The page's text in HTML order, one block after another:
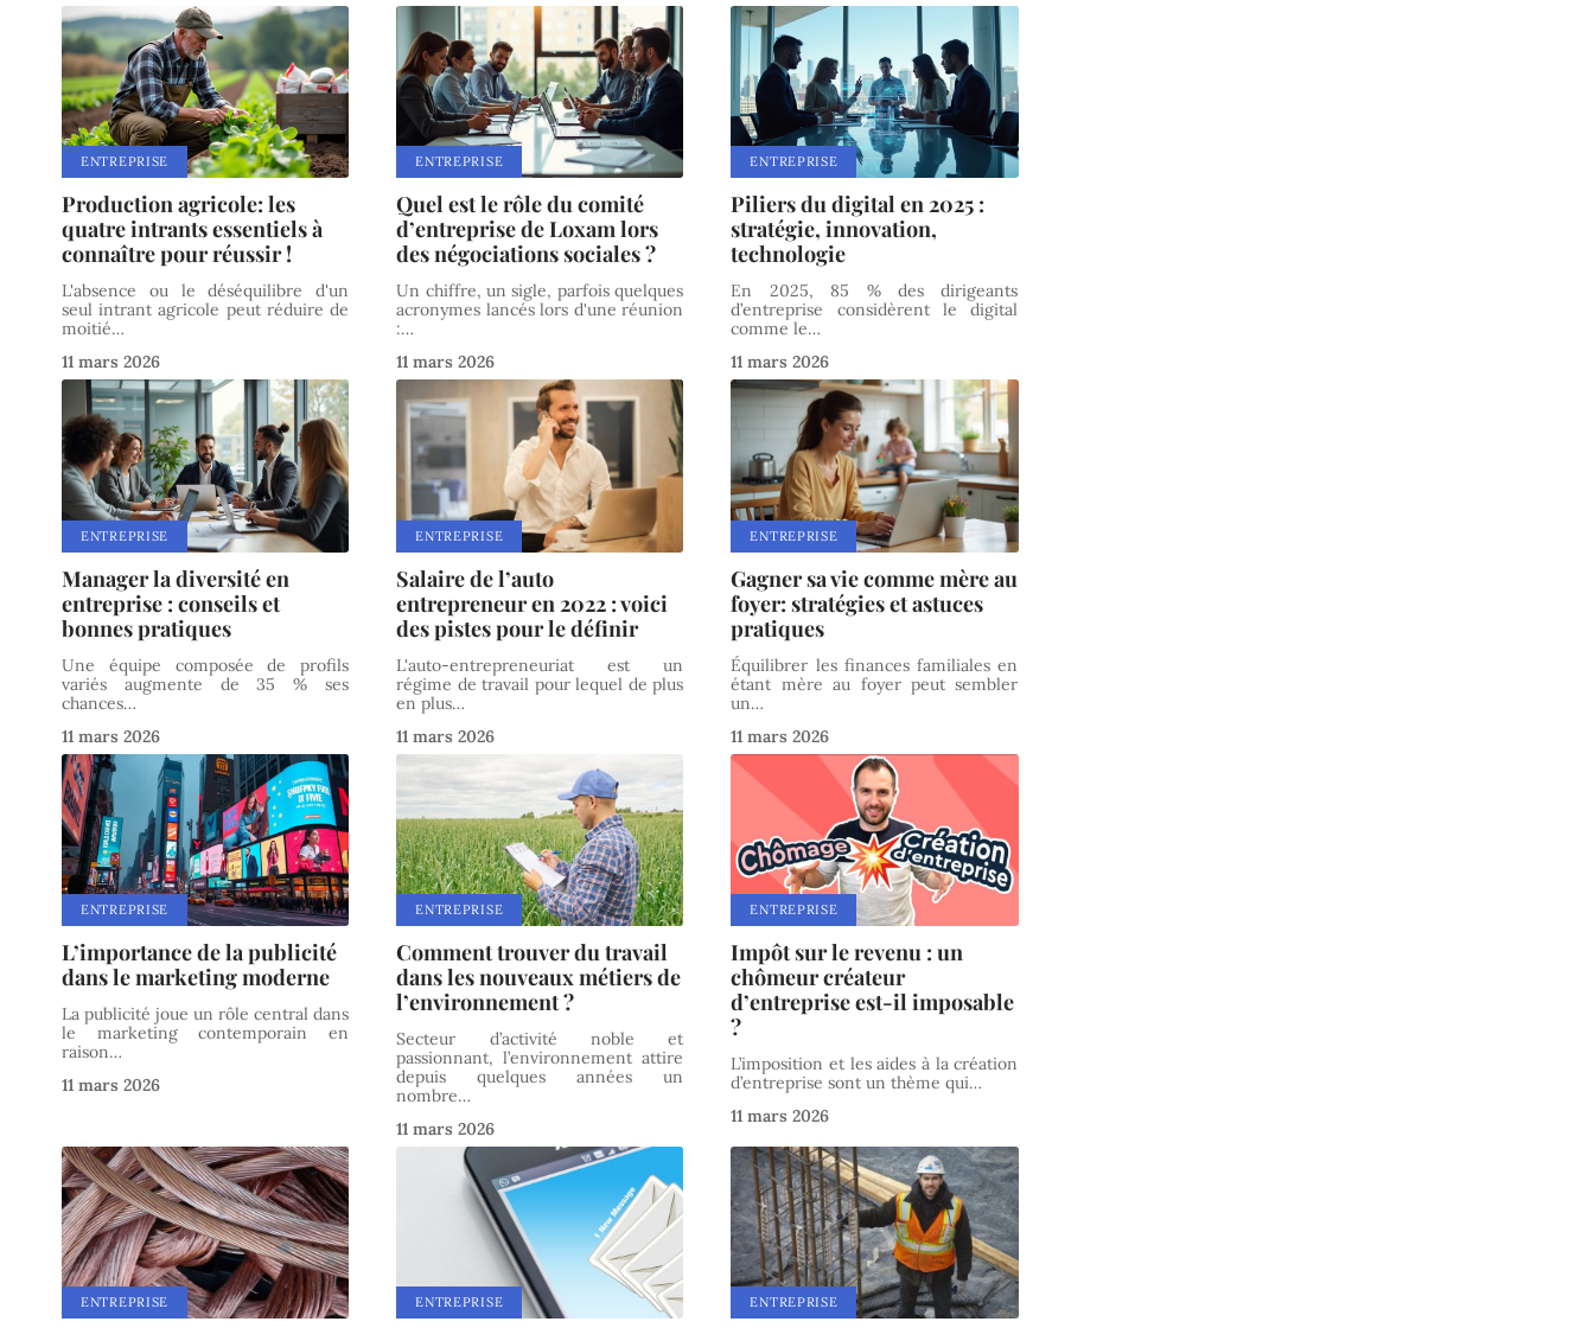
ENTREPRISE
Production agricole: les
quatre intrants essentiels à
connaître pour réussir !
L'absence ou le déséquilibre d'un
seul intrant agricole peut réduire de
moitié…
11 mars 2026
ENTREPRISE
Quel est le rôle du comité
d’entreprise de Loxam lors
des négociations sociales ?
Un chiffre, un sigle, parfois quelques
acronymes lancés lors d'une réunion
:…
11 mars 2026
ENTREPRISE
Piliers du digital en 2025 :
stratégie, innovation,
technologie
En 2025, 85 % des dirigeants
d’entreprise considèrent le digital
comme le…
11 mars 2026
ENTREPRISE
Manager la diversité en
entreprise : conseils et
bonnes pratiques
Une équipe composée de profils
variés augmente de 35 % ses
chances…
11 mars 2026
ENTREPRISE
Salaire de l’auto
entrepreneur en 2022 : voici
des pistes pour le définir
L'auto-entrepreneuriat est un
régime de travail pour lequel de plus
en plus…
11 mars 2026
ENTREPRISE
Gagner sa vie comme mère au
foyer: stratégies et astuces
pratiques
Équilibrer les finances familiales en
étant mère au foyer peut sembler
un…
11 mars 2026
ENTREPRISE
L’importance de la publicité
dans le marketing moderne
La publicité joue un rôle central dans
le marketing contemporain en
raison…
11 mars 2026
ENTREPRISE
Comment trouver du travail
dans les nouveaux métiers de
l’environnement ?
Secteur d’activité noble et
passionnant, l’environnement attire
depuis quelques années un
nombre…
11 mars 2026
ENTREPRISE
Impôt sur le revenu : un
chômeur créateur
d’entreprise est-il imposable
?
L’imposition et les aides à la création
d’entreprise sont un thème qui…
11 mars 2026
ENTREPRISE ENTREPRISE ENTREPRISE